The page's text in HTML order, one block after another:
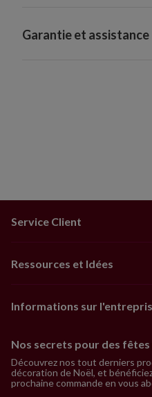
Garantie et assistance
Service Client
Ressources et Idées
Informations sur
Nos secrets pour des
Découvrez nos tout derniers
décoration de Noël, et
prochaine commande en vous